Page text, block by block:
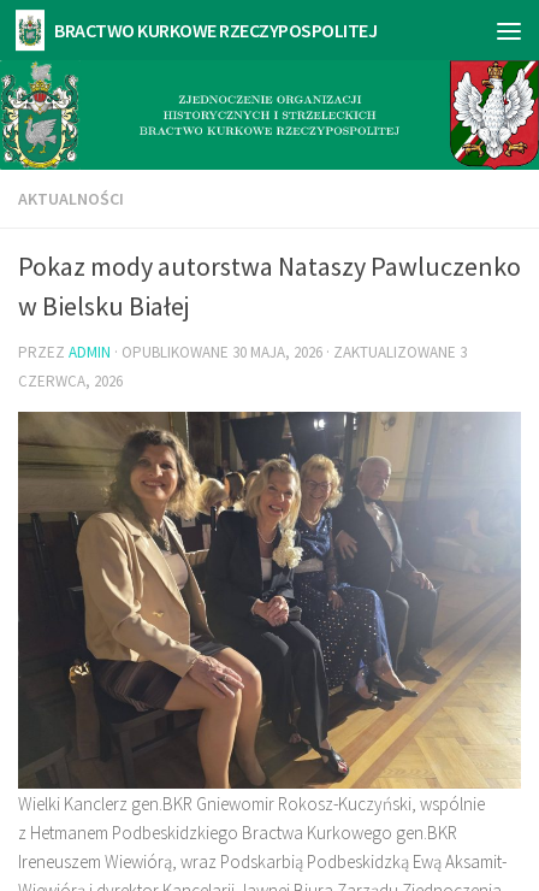
AKTUALNOŚCI
Pokaz mody autorstwa Nataszy Pawluczenko
w Bielsku Białej
PRZEZ ADMIN · OPUBLIKOWANE 30 MAJA, 2026 · ZAKTUALIZOWANE 3
CZERWCA, 2026
Wielki Kanclerz gen.BKR Gniewomir Rokosz-Kuczyński, wspólnie
z Hetmanem Podbeskidzkiego Bractwa Kurkowego gen.BKR
Ireneuszem Wiewiórą, wraz Podskarbią Podbeskidzką Ewą Aksamit-